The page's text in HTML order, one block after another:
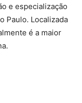
e especialização
Paulo. Localizada
é a maior